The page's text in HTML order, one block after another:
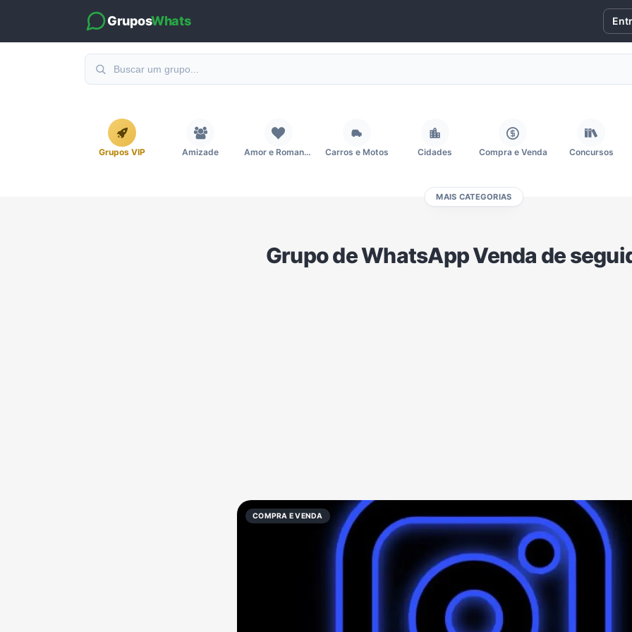
GruposWhats
Grupos VIP Amizade Amor e Romance Carros e Motos Cidades Compra e Venda Concursos
Moda e Beleza Namoro
MAIS CATEGORIAS
Grupo de WhatsApp Venda de
COMPRA E VENDA